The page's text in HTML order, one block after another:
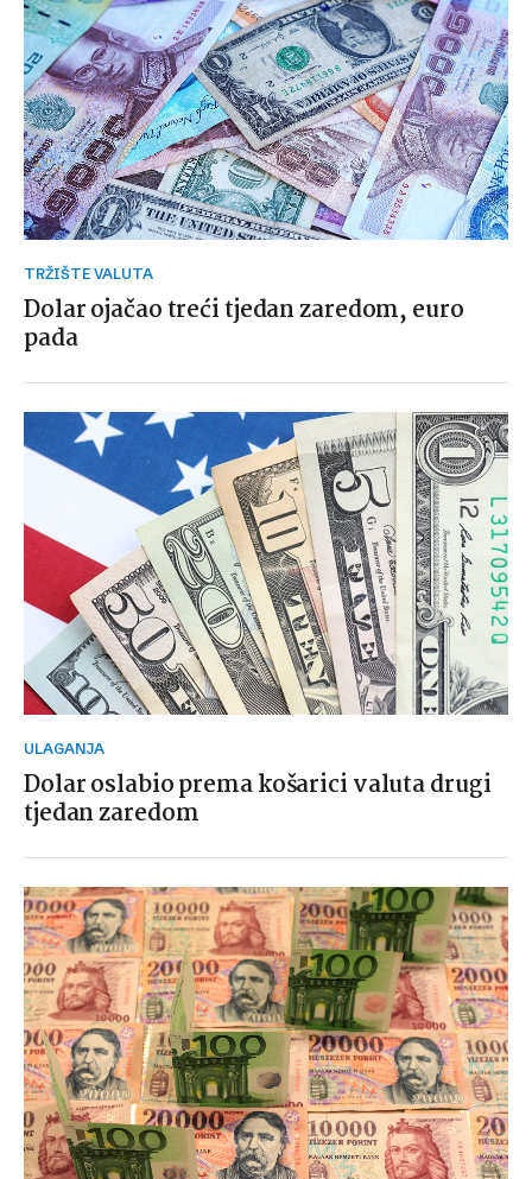
TRŽIŠTE VALUTA
Dolar ojačao treći tjedan zaredom, euro
pada
ULAGANJA
Dolar oslabio prema košarici valuta drugi
tjedan zaredom